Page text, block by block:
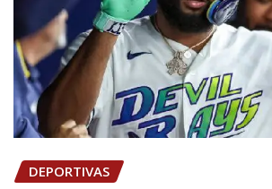
DEPORTIVAS